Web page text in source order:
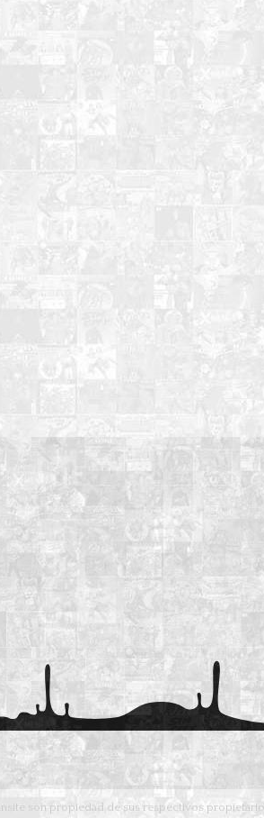
son propiedad de sus respectivos